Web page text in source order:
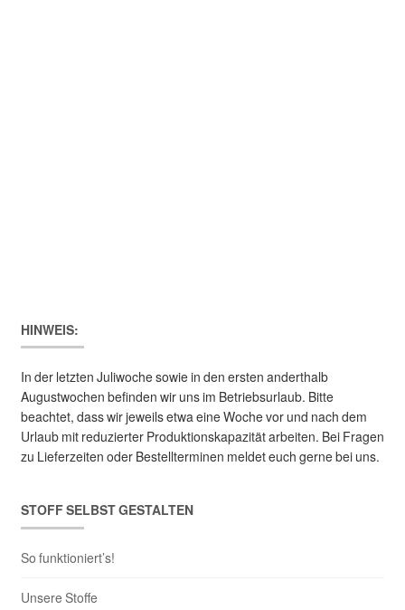
HINWEIS:
In der letzten Juliwoche sowie in den ersten anderthalb
Augustwochen befinden wir uns im Betriebsurlaub. Bitte
beachtet, dass wir jeweils etwa eine Woche vor und nach dem
Urlaub mit reduzierter Produktionskapazität arbeiten. Bei Fragen
zu Lieferzeiten oder Bestellterminen meldet euch gerne bei uns.
STOFF SELBST GESTALTEN
So funktioniert’s!
Unsere Stoffe